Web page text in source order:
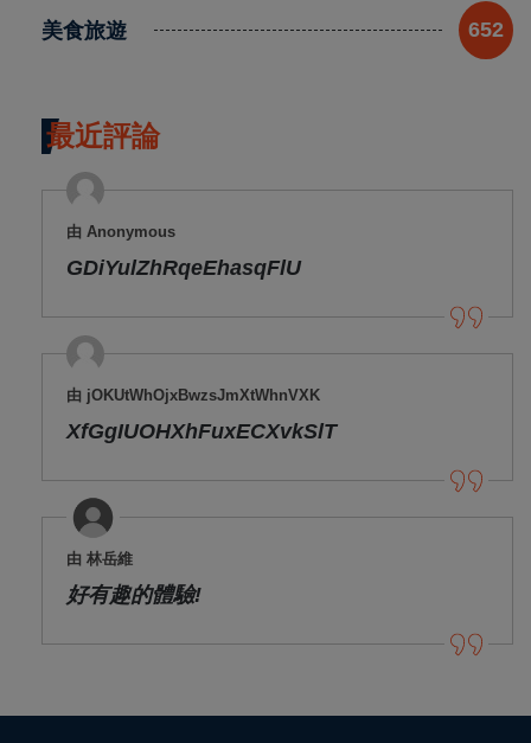
美食旅遊 652
最近評論
由 Anonymous
GDiYulZhRqeEhasqFlU
由 jOKUtWhOjxBwzsJmXtWhnVXK
XfGgIUOHXhFuxECXvkSlT
由 林岳維
好有趣的體驗!